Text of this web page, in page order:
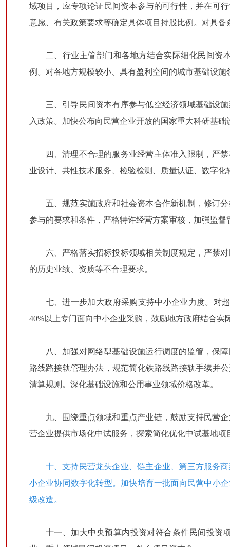
域项目，应专项论证民间资本参与的可行性，并在可
意愿、有关政策要求等确定具体项目持股比例。对具
二、行业主管部门和各地方结合实际细化民间资
例。对各地方规模较小、具有盈利空间的城市基础设
三、引导民间资本有序参与低空经济领域基础设
入政策。加快公布向民营企业开放的国家重大科研基
四、清理不合理的服务业经营主体准入限制，严
业设计、共性技术服务、检验检测、质量认证、数字
五、规范实施政府和社会资本合作新机制，修订
参与的要求和条件，严格特许经营方案审核，加强监督
六、严格落实招标投标领域相关制度规定，严禁
的历史业绩、资质等不合理要求。
七、进一步加大政府采购支持中小企业力度。对
40%以上专门面向中小企业采购，鼓励地方政府结合
八、加强对网络型基础设施运行调度的监管，保
路线路接轨管理办法，规范简化铁路线路接轨手续并
清算规则。深化基础设施和公用事业领域价格改革。
九、围绕重点领域和重点产业链，鼓励支持民营
营企业提供市场化中试服务，探索简化优化中试基地项
十、支持民营龙头企业、链主企业、第三方服务
小企业协同数字化转型。加快培育一批面向民营中小
级改造。
十一、加大中央预算内投资对符合条件民间投资